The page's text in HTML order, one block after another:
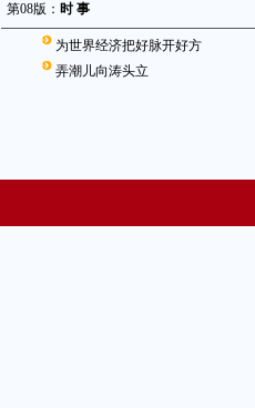
第08版： 时 事
为世界经济把好脉开好方
弄潮儿向涛头立